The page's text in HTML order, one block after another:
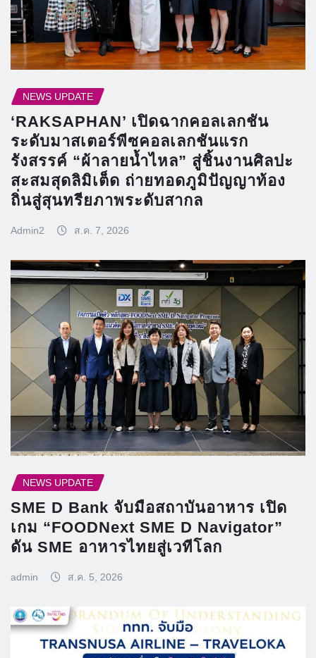
NEWS UPDATE
‘RAKSAPHAN’ เปิดฉากคอลเลกชัน
ระดับมาสเตอร์พีซคอลเลกชันแรก
รังสรรค์ “ผ้าลายน้ำไหล” สู่ชิ้นงานศิลปะ
สะสมสุดลิมิเต็ด ถ่ายทอดภูมิปัญญาท้อง
ถิ่นสู่สุนทรียภาพระดับสากล
Admin2 ส.ค. 7, 2026
NEWS UPDATE
SME D Bank จับมือสถาบันอาหาร เปิด
เกม “FOODNext SME D Navigator”
ดัน SME อาหารไทยสู่เวทีโลก
admin ส.ค. 5, 2026